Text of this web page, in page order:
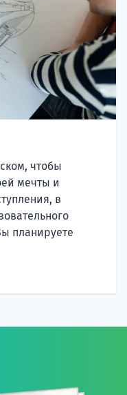
чтобы
мечты и
в
планируете